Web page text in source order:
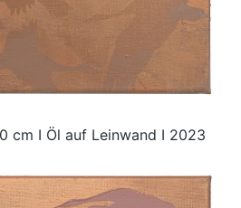
cm I Öl auf Leinwand I 2023